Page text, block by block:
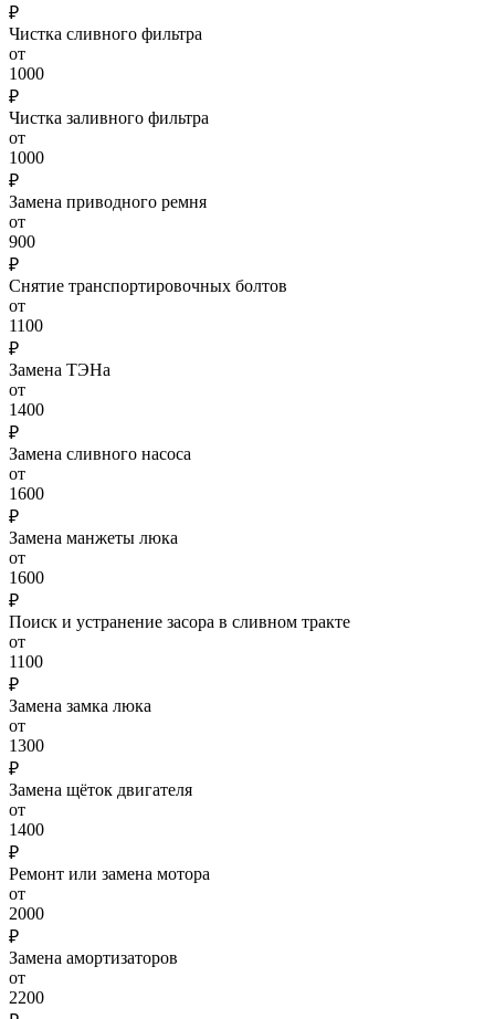
₽
Чистка сливного фильтра
от
1000
₽
Чистка заливного фильтра
от
1000
₽
Замена приводного ремня
от
900
₽
Снятие транспортировочных болтов
от
1100
₽
Замена ТЭНа
от
1400
₽
Замена сливного насоса
от
1600
₽
Замена манжеты люка
от
1600
₽
Поиск и устранение засора в сливном тракте
от
1100
₽
Замена замка люка
от
1300
₽
Замена щёток двигателя
от
1400
₽
Ремонт или замена мотора
от
2000
₽
Замена амортизаторов
от
2200